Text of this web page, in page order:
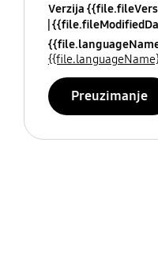
Verzija
Preuzimanje